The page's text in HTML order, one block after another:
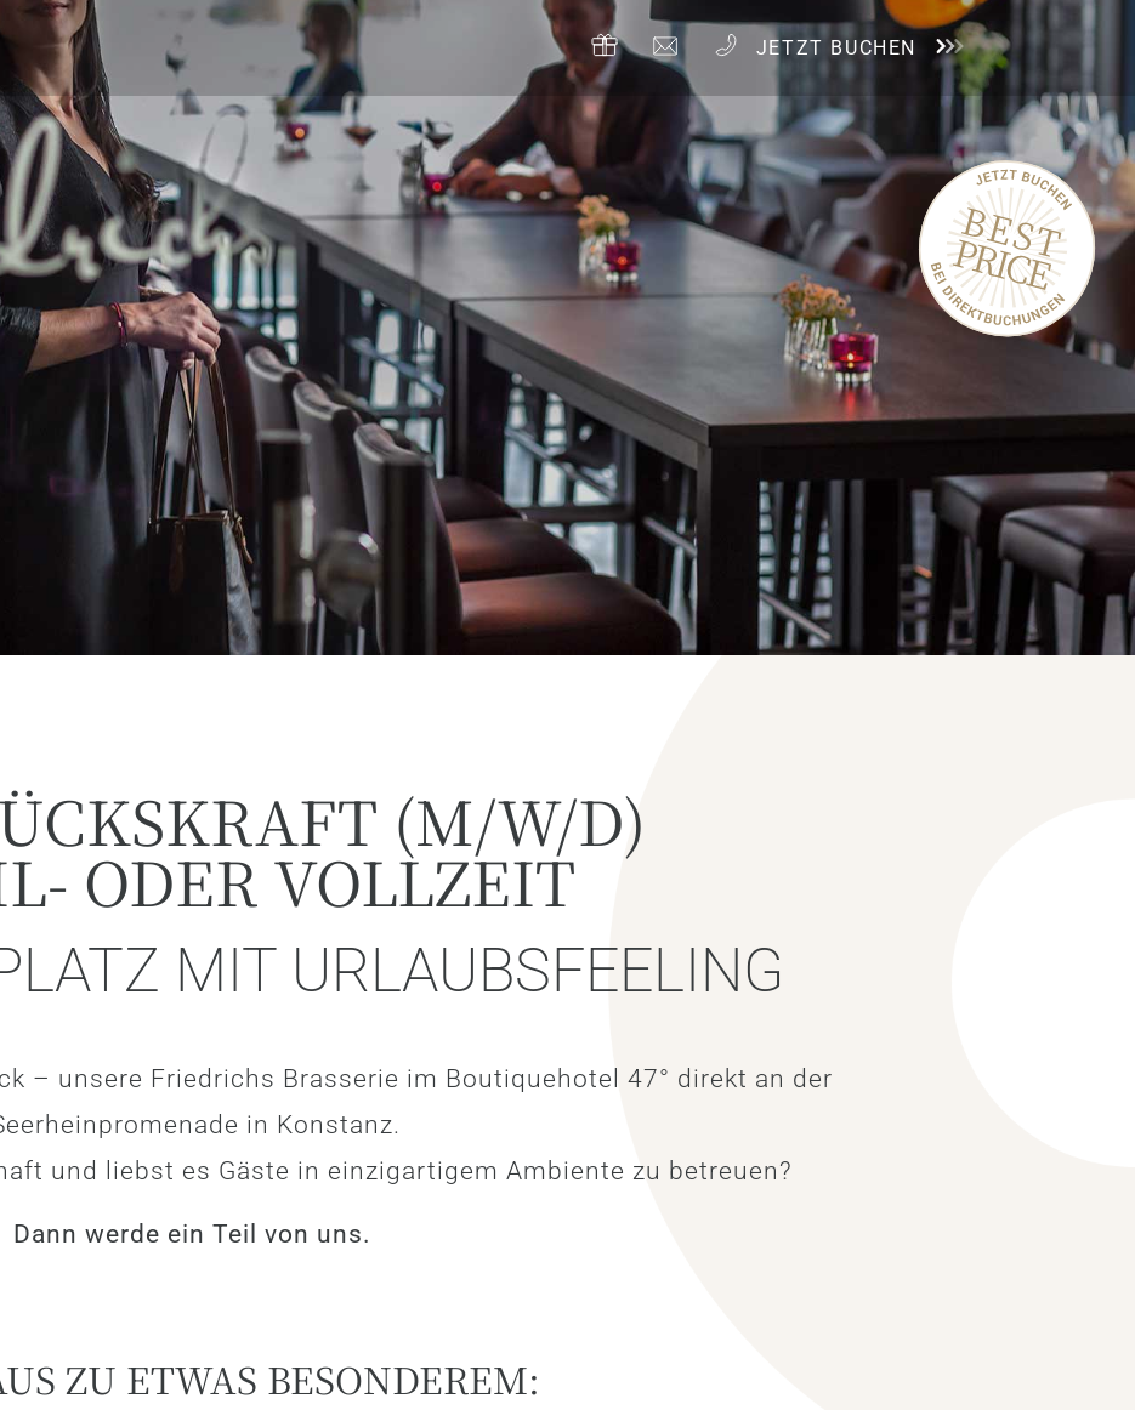
JETZT BUCHEN
(M/W/D)
ODER VOLLZEIT
MIT URLAUBSFEELING
– unsere Friedrichs Brasserie im Boutiquehotel 47° direkt an der
in Konstanz.
und liebst es Gäste in einzigartigem Ambiente zu betreuen?
Dann werde ein Teil von uns.
ZU ETWAS BESONDEREM: